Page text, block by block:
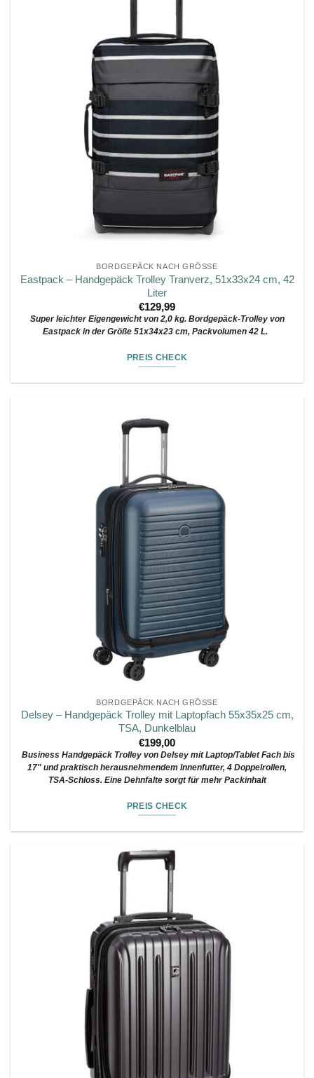
BORDGEPÄCK NACH GRÖSSE
Eastpack – Handgepäck Trolley Tranverz, 51x33x24 cm, 42
Liter
€129,99
Super leichter Eigengewicht von 2,0 kg. Bordgepäck-Trolley von
Eastpack in der Größe 51x34x23 cm, Packvolumen 42 L.
PREIS CHECK
BORDGEPÄCK NACH GRÖSSE
Delsey – Handgepäck Trolley mit Laptopfach 55x35x25 cm,
TSA, Dunkelblau
€199,00
Business Handgepäck Trolley von Delsey mit Laptop/Tablet Fach bis
17" und praktisch herausnehmendem Innenfutter, 4 Doppelrollen,
TSA-Schloss. Eine Dehnfalte sorgt für mehr Packinhalt
PREIS CHECK